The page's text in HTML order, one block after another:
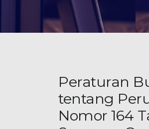
Peraturan
tentang
Nomor 164